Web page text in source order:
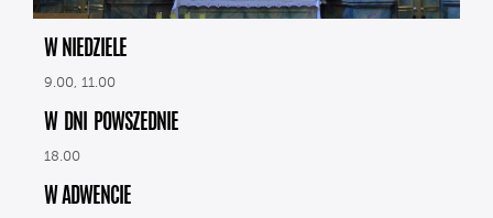
W NIEDZIELE
9.00, 11.00
W DNI POWSZEDNIE
18.00
W ADWENCIE